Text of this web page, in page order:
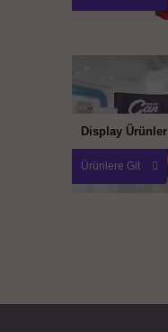
Display Ürünler
Ürünlere Git